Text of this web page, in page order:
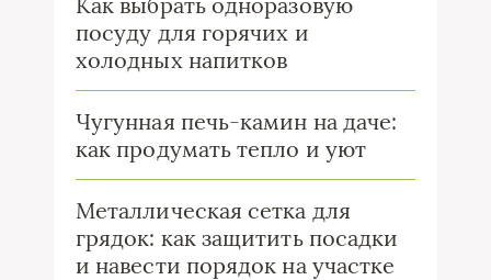
посуду для горячих и
холодных напитков
Чугунная печь-камин на даче:
как продумать тепло и уют
Металлическая сетка для
грядок: как защитить посадки
и навести порядок на участке